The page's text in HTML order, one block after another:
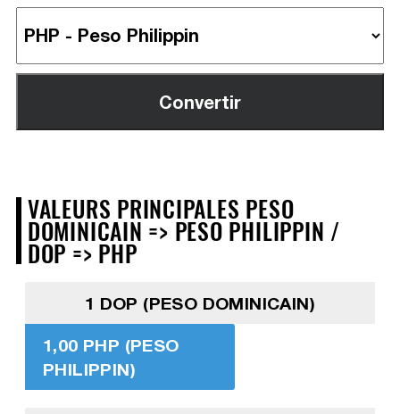
VALEURS PRINCIPALES PESO
DOMINICAIN => PESO PHILIPPIN /
DOP => PHP
1 DOP (PESO DOMINICAIN)
1,00 PHP (PESO
PHILIPPIN)